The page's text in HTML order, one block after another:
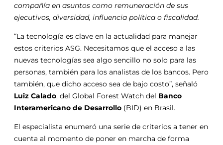
compañía en asuntos como remuneración de sus
ejecutivos, diversidad, influencia política o fiscalidad.
“La tecnología es clave en la actualidad para manejar
estos criterios ASG. Necesitamos que el acceso a las
nuevas tecnologías sea algo sencillo no solo para las
personas, también para los analistas de los bancos. Pero
también, que dicho acceso sea de bajo costo”, señaló
Luiz Calado, del Global Forest Watch del Banco
Interamericano de Desarrollo (BID) en Brasil.
El especialista enumeró una serie de criterios a tener en
cuenta al momento de poner en marcha de forma